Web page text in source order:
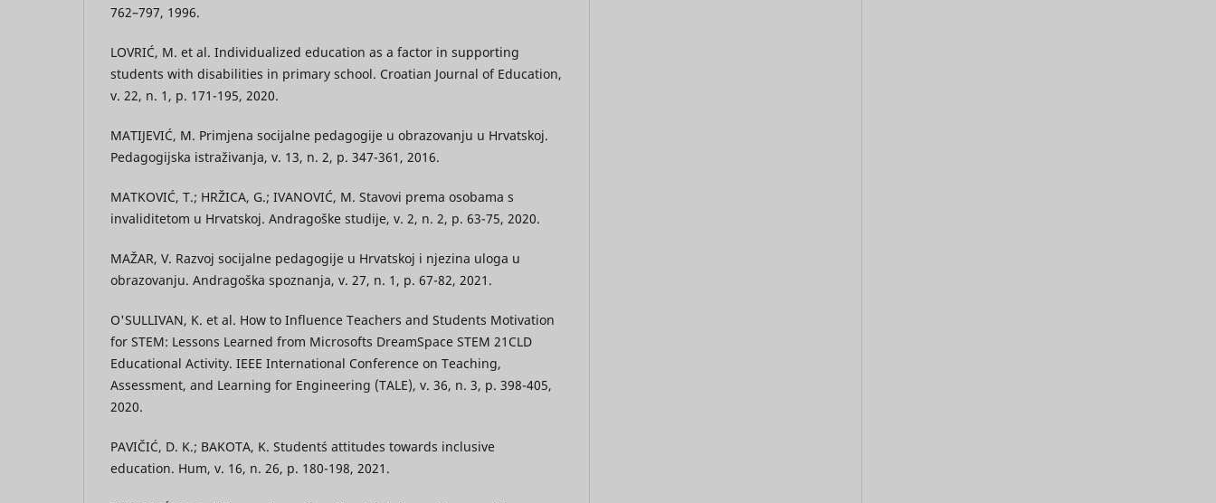
762–797, 1996.
LOVRIĆ, M. et al. Individualized education as a factor in supporting
students with disabilities in primary school. Croatian Journal of Education,
v. 22, n. 1, p. 171-195, 2020.
MATIJEVIĆ, M. Primjena socijalne pedagogije u obrazovanju u Hrvatskoj.
Pedagogijska istraživanja, v. 13, n. 2, p. 347-361, 2016.
MATKOVIĆ, T.; HRŽICA, G.; IVANOVIĆ, M. Stavovi prema osobama s
invaliditetom u Hrvatskoj. Andragoške studije, v. 2, n. 2, p. 63-75, 2020.
MAŽAR, V. Razvoj socijalne pedagogije u Hrvatskoj i njezina uloga u
obrazovanju. Andragoška spoznanja, v. 27, n. 1, p. 67-82, 2021.
O'SULLIVAN, K. et al. How to Influence Teachers and Students Motivation
for STEM: Lessons Learned from Microsofts DreamSpace STEM 21CLD
Educational Activity. IEEE International Conference on Teaching,
Assessment, and Learning for Engineering (TALE), v. 36, n. 3, p. 398-405,
2020.
PAVIČIĆ, D. K.; BAKOTA, K. Studentś attitudes towards inclusive
education. Hum, v. 16, n. 26, p. 180-198, 2021.